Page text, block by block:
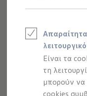
Είναι τα
τη
μπορούν να
cookies
Golf
Νέο
e-Tools για
ID.
We Charge -
Εύρεση